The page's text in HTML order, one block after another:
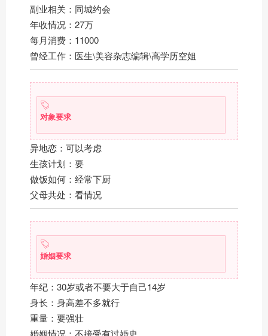
副业相关：同城约会
年收情况：27万
每月消费：11000
曾经工作：医生\美容杂志编辑\高学历空姐
对象要求
异地恋：可以考虑
生孩计划：要
做饭如何：经常下厨
父母共处：看情况
婚姻要求
年纪：30岁或者不要大于自己14岁
身长：身高差不多就行
重量：要强壮
婚姻情况：不接受有过婚史